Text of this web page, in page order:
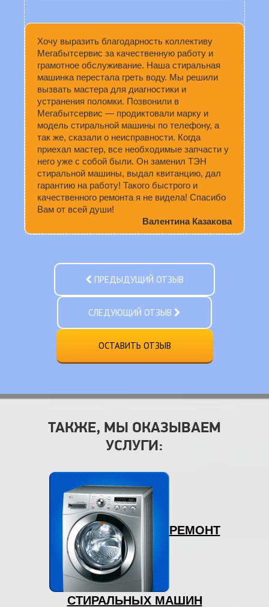
Хочу выразить благодарность коллективу
Мегабытсервис за качественную работу и
грамотное обслуживание. Наша стиральная
машинка перестала греть воду. Мы решили
вызвать мастера для диагностики и
устранения поломки. Позвонили в
Мегабытсервис — продиктовали марку и
модель стиральной машины по телефону, а
так же, сказали о неисправности. Когда
приехал мастер, все необходимые запчасти у
него уже с собой были. Он заменил ТЭН
стиральной машины, выдал квитанцию, дал
гарантию на работу! Такого быстрого и
качественного ремонта я не видела! Спасибо
Вам от всей души!
Валентина Казакова
ПРЕДЫДУЩИЙ ОТЗЫВ
СЛЕДУЮЩИЙ ОТЗЫВ
ОСТАВИТЬ ОТЗЫВ
ТАКЖЕ, МЫ ОКАЗЫВАЕМ
УСЛУГИ:
РЕМОНТ
СТИРАЛЬНЫХ МАШИН